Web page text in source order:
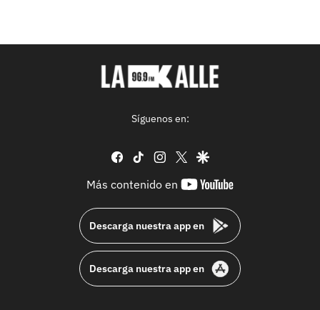
Síguenos en:
facebook
tiktok instagram
twittergoogle
Más contenido en
youtube-
Descarga nuestra app en
Descarga nuestra app en